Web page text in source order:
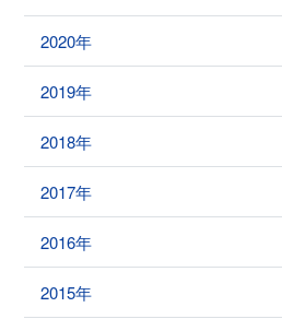
2020年
2019年
2018年
2017年
2016年
2015年